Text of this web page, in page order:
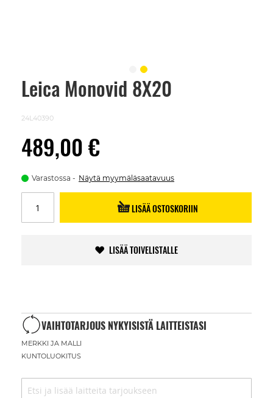
Leica Monovid 8X20
24L40390
489,00 €
Varastossa Näytä myymäläsaatavuus
LISÄÄ OSTOSKORIIN
LISÄÄ TOIVELISTALLE
VAIHTOTARJOUS NYKYISISTÄ LAITTEISTASI
MERKKI JA MALLI
KUNTOLUOKITUS
Skip
images
gallery